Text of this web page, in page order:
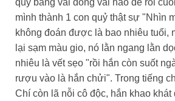
mình thành 1 con quỷ thật sự "Nhìn
không đoán được là bao nhiêu tuổi,
lại sạm màu gio, nó lằn ngang lằn
nhiêu là vết sẹo "rồi hắn còn suốt
rượu vào là hắn chửi". Trong tiếng
Chí còn lã nỗi cô độc, hắn khao